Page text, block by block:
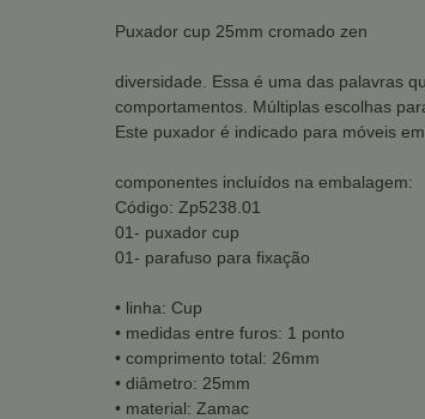
Puxador cup 25mm cromado zen
diversidade. Essa é uma das palavras
comportamentos. Múltiplas escolhas
Este puxador é indicado para móveis
componentes incluídos na embalagem:
Código: Zp5238.01
01- puxador cup
01- parafuso para fixação
• linha: Cup
• medidas entre furos: 1 ponto
• comprimento total: 26mm
• diâmetro: 25mm
• material: Zamac